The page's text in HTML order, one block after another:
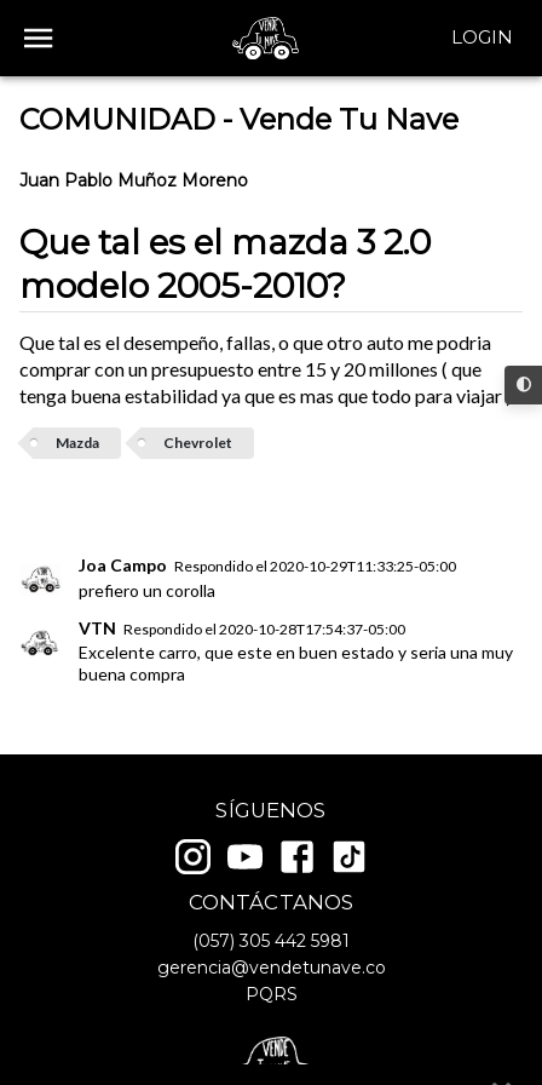
LOGIN
COMUNIDAD - Vende Tu Nave
Juan Pablo Muñoz Moreno
Que tal es el mazda 3 2.0
modelo 2005-2010?
Que tal es el desempeño, fallas, o que otro auto me podria
comprar con un presupuesto entre 15 y 20 millones ( que
tenga buena estabilidad ya que es mas que todo para viajar )
Mazda Chevrolet
Joa Campo Respondido el2020-10-29T11:33:25-05:00
prefiero un corolla
VTN Respondido el2020-10-28T17:54:37-05:00
Excelente carro, que este en buen estado y seria una muy
buena compra
SÍGUENOS
CONTÁCTANOS
(057)305 442 5981
gerencia@vendetunave.co
PQRS